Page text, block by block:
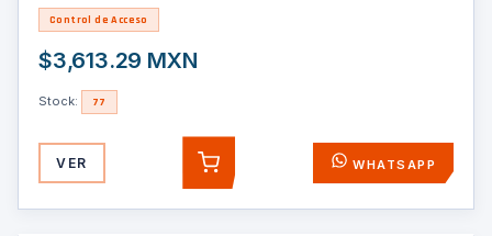
Control de Acceso
$3,613.29 MXN
Stock: 77
VER AGREGAR WHATSAPP